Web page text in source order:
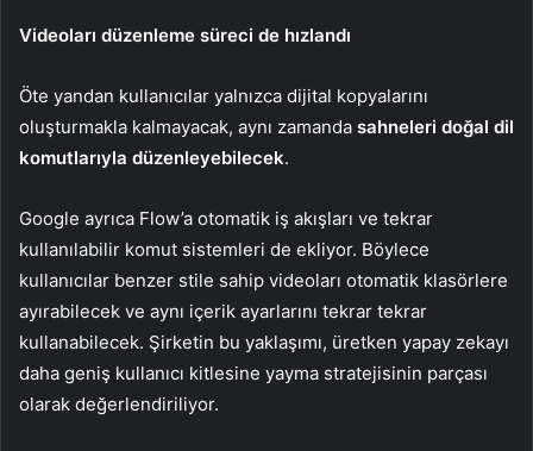
Videoları düzenleme süreci de hızlandı
Öte yandan kullanıcılar yalnızca dijital kopyalarını
oluşturmakla kalmayacak, aynı zamanda sahneleri doğal dil
komutlarıyla düzenleyebilecek.
Google ayrıca Flow’a otomatik iş akışları ve tekrar
kullanılabilir komut sistemleri de ekliyor. Böylece
kullanıcılar benzer stile sahip videoları otomatik klasörlere
ayırabilecek ve aynı içerik ayarlarını tekrar tekrar
kullanabilecek. Şirketin bu yaklaşımı, üretken yapay zekayı
daha geniş kullanıcı kitlesine yayma stratejisinin parçası
olarak değerlendiriliyor.